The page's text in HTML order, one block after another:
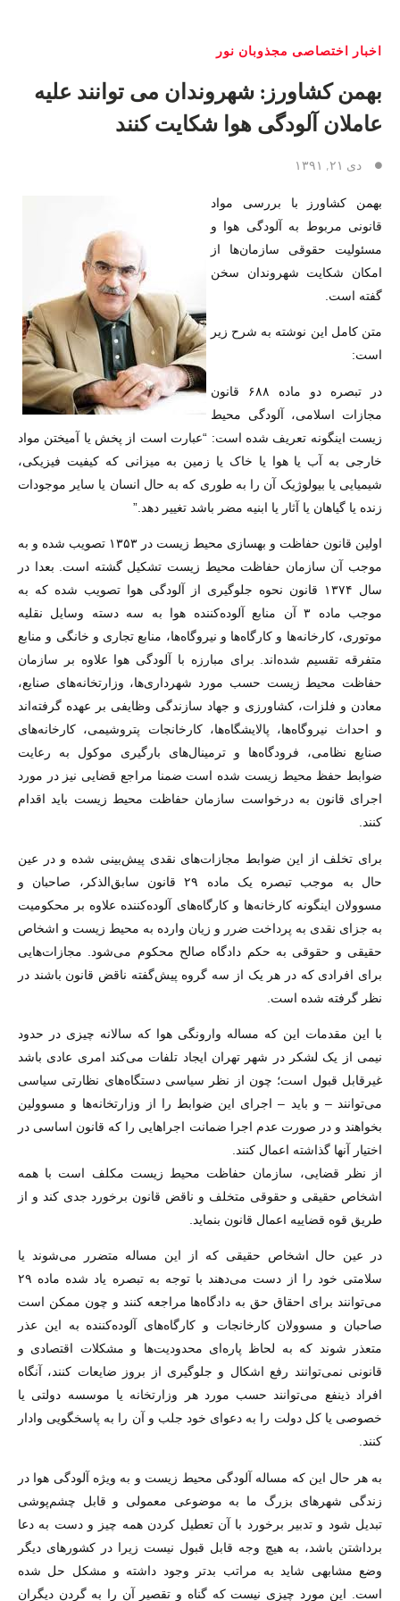
اخبار اختصاصی مجذوبان نور
بهمن کشاورز: شهروندان می توانند علیه
عاملان آلودگی هوا شکایت کنند
دی ۲۱, ۱۳۹۱
بهمن کشاورز با بررسی مواد
قانونی مربوط به آلودگی هوا و
مسئولیت حقوقی سازمان‌ها از
امکان شکایت شهروندان سخن
گفته است.
متن کامل این نوشته به شرح زیر
است:
در تبصره دو ماده ۶۸۸ قانون
مجازات اسلامی، آلودگی محیط
زیست اینگونه تعریف شده است: “عبارت است از پخش یا آمیختن مواد
خارجی به آب یا هوا یا خاک یا زمین به میزانی که کیفیت فیزیکی،
شیمیایی یا بیولوژیک آن را به طوری که به حال انسان یا سایر موجودات
زنده یا گیاهان یا آثار یا ابنیه مضر باشد تغییر دهد.”
اولین قانون حفاظت و بهسازی محیط زیست در ۱۳۵۳ تصویب شده و به
موجب آن سازمان حفاظت محیط زیست تشکیل گشته است. بعدا در
سال ۱۳۷۴ قانون نحوه جلوگیری از آلودگی هوا تصویب شده که به
موجب ماده ۳ آن منابع آلوده‌کننده هوا به سه دسته وسایل نقلیه
موتوری، کارخانه‌ها و کارگاه‌ها و نیروگاه‌ها، منابع تجاری و خانگی و منابع
متفرقه تقسیم شده‌اند. برای مبارزه با آلودگی هوا علاوه بر سازمان
حفاظت محیط زیست حسب مورد شهرداری‌ها، وزارتخانه‌های صنایع،
معادن و فلزات، کشاورزی و جهاد سازندگی وظایفی بر عهده گرفته‌اند
و احداث نیروگاه‌ها، پالایشگاه‌ها، کارخانجات پتروشیمی، کارخانه‌های
صنایع نظامی، فرودگاه‌ها و ترمینال‌های بارگیری موکول به رعایت
ضوابط حفظ محیط زیست شده‌ است ضمنا مراجع قضایی نیز در مورد
اجرای قانون به درخواست سازمان حفاظت محیط زیست باید اقدام
کنند.
برای تخلف از این ضوابط مجازات‌های نقدی پیش‌بینی شده و در عین
حال به موجب تبصره یک ماده ۲۹ قانون سابق‌الذکر، صاحبان و
مسوولان اینگونه کارخانه‌ها و کارگاه‌های آلوده‌کننده علاوه بر محکومیت
به جزای نقدی به پرداخت ضرر و زیان وارده به محیط زیست و اشخاص
حقیقی و حقوقی به حکم دادگاه صالح محکوم می‌شود. مجازات‌هایی
برای افرادی که در هر یک از سه گروه پیش‌گفته ناقض قانون باشند در
نظر گرفته شده است.
با این مقدمات این که مساله وارونگی هوا که سالانه چیزی در حدود
نیمی از یک لشکر در شهر تهران ایجاد تلفات می‌کند امری عادی باشد
غیرقابل قبول است؛ چون از نظر سیاسی دستگاه‌های نظارتی سیاسی
می‌توانند – و باید – اجرای این ضوابط را از وزارتخانه‌ها و مسوولین
بخواهند و در صورت عدم اجرا ضمانت اجراهایی را که قانون اساسی در
اختیار آنها گذاشته اعمال کنند.
از نظر قضایی، سازمان حفاظت محیط زیست مکلف است با همه
اشخاص حقیقی و حقوقی متخلف و ناقض قانون برخورد جدی کند و از
طریق قوه قضاییه اعمال قانون بنماید.
در عین حال اشخاص حقیقی که از این مساله متضرر می‌شوند یا
سلامتی خود را از دست می‌دهند با توجه به تبصره یاد شده ماده ۲۹
می‌توانند برای احقاق حق به دادگاه‌ها مراجعه کنند و چون ممکن است
صاحبان و مسوولان کارخانجات و کارگاه‌های آلوده‌کننده به این عذر
متعذر شوند که به لحاظ پاره‌ای محدودیت‌ها و مشکلات اقتصادی و
قانونی نمی‌توانند رفع اشکال و جلوگیری از بروز ضایعات کنند، آنگاه
افراد ذینفع می‌توانند حسب مورد هر وزارتخانه یا موسسه دولتی یا
خصوصی یا کل دولت را به دعوای خود جلب و آن را به پاسخگویی وادار
کنند.
به هر حال این که مساله آلودگی محیط زیست و به ویژه آلودگی هوا در
زندگی شهرهای بزرگ ما به موضوعی معمولی و قابل چشم‌پوشی
تبدیل شود و تدبیر برخورد با آن تعطیل کردن همه چیز و دست به دعا
برداشتن باشد، به هیچ وجه قابل قبول نیست زیرا در کشورهای دیگر
وضع مشابهی شاید به مراتب بدتر وجود داشته و مشکل حل شده
است. این مورد چیزی نیست که گناه و تقصیر آن را به گردن دیگران